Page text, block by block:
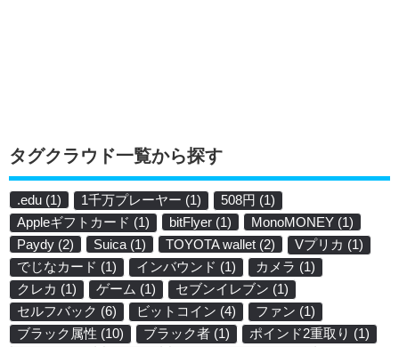
タグクラウド一覧から探す
.edu (1) 1千万プレーヤー (1) 508円 (1)
Appleギフトカード (1) bitFlyer (1) MonoMONEY (1)
Paydy (2) Suica (1) TOYOTA wallet (2) Vプリカ (1)
でじなカード (1) インバウンド (1) カメラ (1)
クレカ (1) ゲーム (1) セブンイレブン (1)
セルフバック (6) ビットコイン (4) ファン (1)
ブラック属性 (10) ブラック者 (1) ポインド2重取り (1)